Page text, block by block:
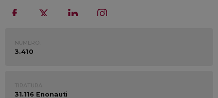
NUMERO:
3.410
TIRATURA:
31.116 Enonauti